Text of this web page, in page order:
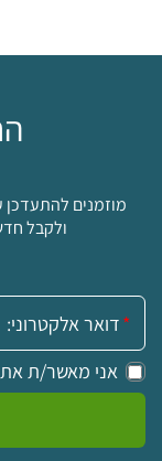
מוזמנים להתעדכן
ולקבל
אימייל:
אני מאשר/ת את